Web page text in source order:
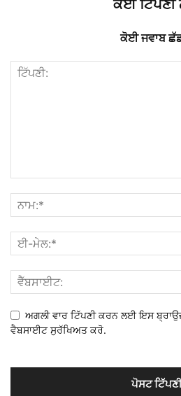
ਕੋਈ ਟਿੱਪਣੀ
ਕੋਈ ਜਵਾਬ
ਅਗਲੀ ਵਾਰ ਟਿੱਪਣੀ ਕਰਨ ਲਈ ਇਸ
ਵੈਬਸਾਈਟ ਸੁਰੱਖਿਅਤ ਕਰੋ.